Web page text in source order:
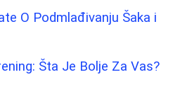
O Podmlađivanju Šaka i
Šta Je Bolje Za Vas?